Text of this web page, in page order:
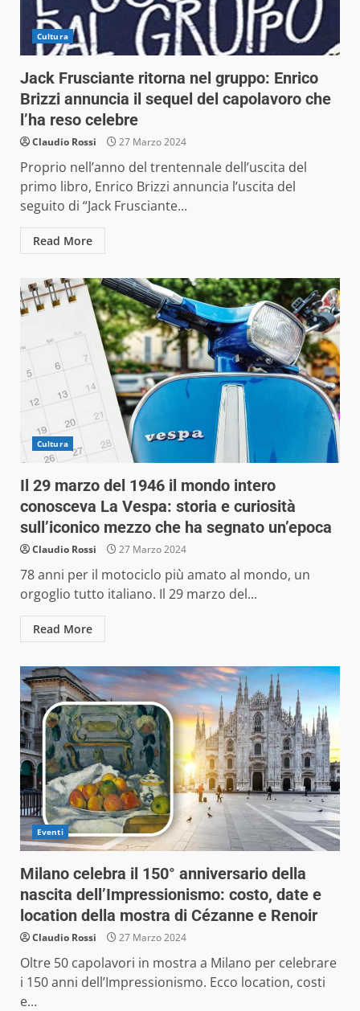
Cultura
Jack Frusciante ritorna nel gruppo: Enrico
Brizzi annuncia il sequel del capolavoro che
l’ha reso celebre
Claudio Rossi 27 Marzo 2024
Proprio nell’anno del trentennale dell’uscita del
primo libro, Enrico Brizzi annuncia l’uscita del
seguito di “Jack Frusciante...
Read More
Cultura
Il 29 marzo del 1946 il mondo intero
conosceva La Vespa: storia e curiosità
sull’iconico mezzo che ha segnato un’epoca
Claudio Rossi 27 Marzo 2024
78 anni per il motociclo più amato al mondo, un
orgoglio tutto italiano. Il 29 marzo del...
Read More
Eventi
Milano celebra il 150° anniversario della
nascita dell’Impressionismo: costo, date e
location della mostra di Cézanne e Renoir
Claudio Rossi 27 Marzo 2024
Oltre 50 capolavori in mostra a Milano per celebrare
i 150 anni dell’Impressionismo. Ecco location, costi
e...